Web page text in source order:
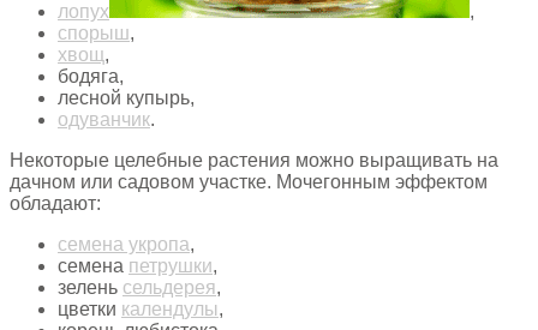
лопух
,
спорыш,
хвощ,
бодяга,
лесной купырь,
одуванчик.
Некоторые целебные растения можно выращивать на
дачном или садовом участке. Мочегонным эффектом
обладают:
семена укропа,
семена петрушки,
зелень сельдерея,
цветки календулы,